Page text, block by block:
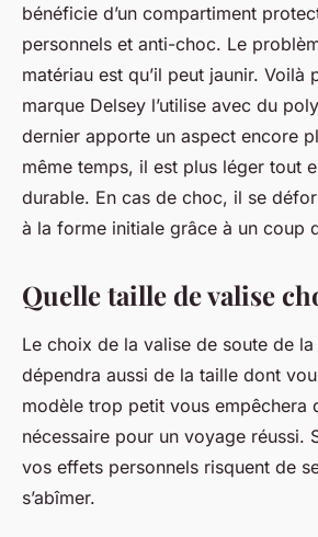
bénéficie d’un compartiment
personnels et anti-choc. Le
matériau est qu’il peut jaunir. Voilà
marque Delsey l’utilise avec du
dernier apporte un aspect encore
même temps, il est plus léger tout
durable. En cas de choc, il se
à la forme initiale grâce à un coup
Quelle taille de valise
Le choix de la valise de soute de
dépendra aussi de la taille dont
modèle trop petit vous empêchera
nécessaire pour un voyage réussi.
vos effets personnels risquent de
s’abîmer.